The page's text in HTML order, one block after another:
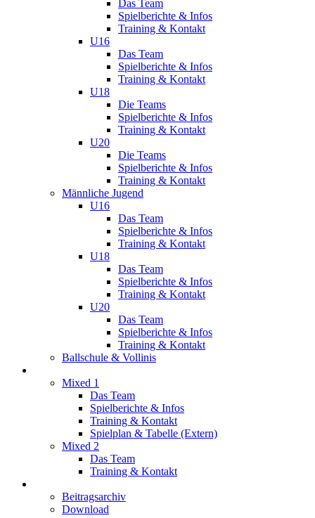
Das Team
Spielberichte & Infos
Training & Kontakt
U16
Das Team
Spielberichte & Infos
Training & Kontakt
U18
Die Teams
Spielberichte & Infos
Training & Kontakt
U20
Die Teams
Spielberichte & Infos
Training & Kontakt
Männliche Jugend
U16
Das Team
Spielberichte & Infos
Training & Kontakt
U18
Das Team
Spielberichte & Infos
Training & Kontakt
U20
Das Team
Spielberichte & Infos
Training & Kontakt
Ballschule & Vollinis
Mixed 1
Das Team
Spielberichte & Infos
Training & Kontakt
Spielplan & Tabelle (Extern)
Mixed 2
Das Team
Training & Kontakt
Beitragsarchiv
Download